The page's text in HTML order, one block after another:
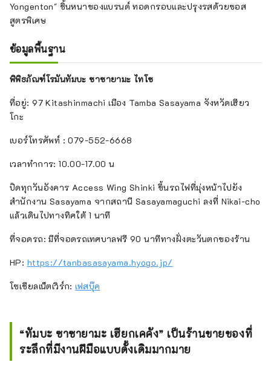
Yongenton" ชิ้นหนาของแบรนด์ ทอดกรอบและปรุงรสด้วยซอส
สูตรพิเศษ
ข้อมูลพื้นฐาน
พิพิธภัณฑ์โรมันทัมบะ ซาซายามะ ไทโช
ที่อยู่: 97 Kitashinmachi เมือง Tamba Sasayama จังหวัดเฮียว
โกะ
เบอร์โทรศัพท์ : 079-552-6668
เวลาทำการ: 10.00-17.00 น
ปิดทุกวันอังคาร Access Wing Shinki ขึ้นรถไฟที่มุ่งหน้าไปยัง
สำนักงาน Sasayama จากสถานี Sasayamaguchi ลงที่ Nikai-cho
แล้วเดินไปทางทิศใต้ 1 นาที
ที่จอดรถ: มีที่จอดรถเทศบาลฟรี 90 นาทีทางฝั่งตะวันตกของร้าน
HP: https://tanbasasayama.hyogo.jp/
โซเชียลเน็ตเวิร์ก:เฟสบุ๊ค
“ทัมบะ ซาซายามะ เฮียกเคคัง” เป็นร้านขายของที่
ระลึกที่มีงานฝีมือแบบดั้งเดิมมากมาย